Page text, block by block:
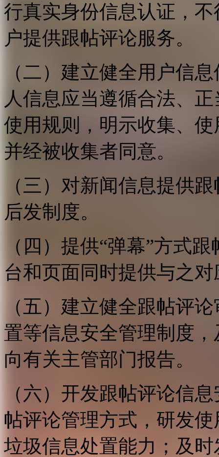
行真实身份信息认证，
户提供跟帖评论服务。
（二）建立健全用户信
人信息应当遵循合法、
使用规则，明示收集、
并经被收集者同意。
（三）对新闻信息提供
后发制度。
（四）提供“弹幕”方式
台和页面同时提供与之
（五）建立健全跟帖评
置等信息安全管理制度
向有关主管部门报告。
（六）开发跟帖评论信
帖评论管理方式，研发
垃圾信息处置能力；及